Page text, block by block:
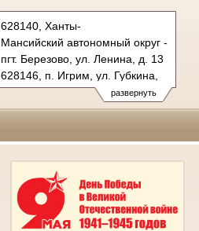
развернуть
628140, Ханты-
Мансийский автономный округ -
пгт. Березово, ул. Ленина, д. 13
628146, п. Игрим, ул. Губкина,
д. 1а
Тел.: (34674) 215-39, 218-53,
berezovo.hmao@sudrf.ru